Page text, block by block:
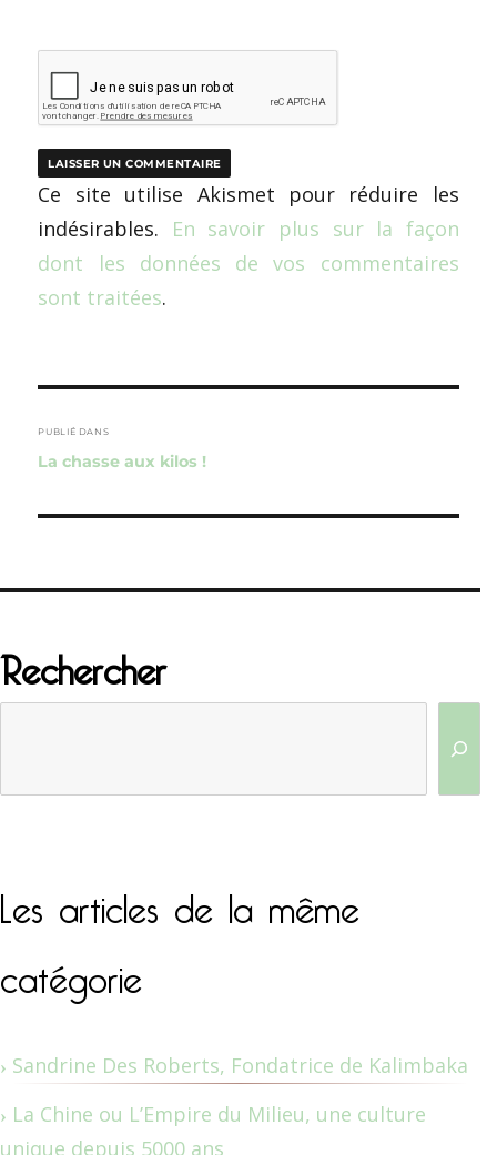
Ce site utilise Akismet pour réduire les
indésirables. En savoir plus sur la façon
dont les données de vos commentaires
sont traitées.
de
l’article
PUBLIÉ DANS
La chasse aux kilos !
Rechercher
Les articles de la même
catégorie
Sandrine Des Roberts, Fondatrice de Kalimbaka
La Chine ou L’Empire du Milieu, une culture
unique depuis 5000 ans